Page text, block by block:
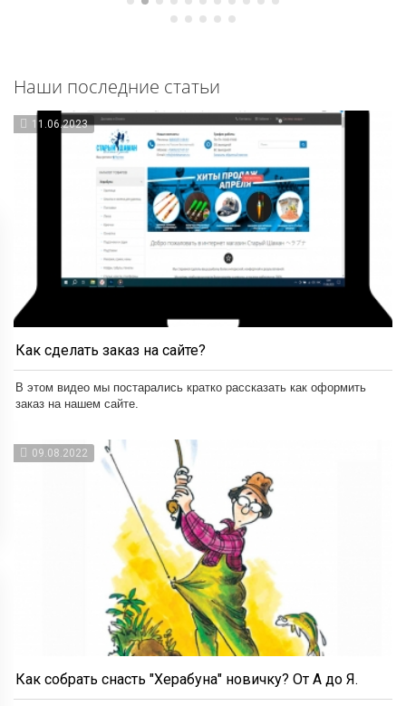
Наши последние статьи
11.06.2023
Как сделать заказ на сайте?
В этом видео мы постарались кратко рассказать как оформить
заказ на нашем сайте.
09.08.2022
Как собрать снасть "Херабуна" новичку? От А до Я.